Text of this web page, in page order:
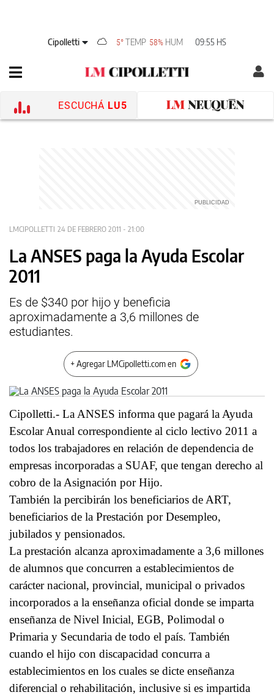
Cipolletti 5°TEMP 58% HUM 09:55 HS
ESCUCHÁ LU5
LMCIPOLLETTI 24 DE FEBRERO 2011 - 21:00
La ANSES paga la Ayuda Escolar
2011
Es de $340 por hijo y beneficia
aproximadamente a 3,6 millones de
estudiantes.
+ Agregar LMCipolletti.com en
Cipolletti.- La ANSES informa que pagará la Ayuda
Escolar Anual correspondiente al ciclo lectivo 2011 a
todos los trabajadores en relación de dependencia de
empresas incorporadas a SUAF, que tengan derecho al
cobro de la Asignación por Hijo.
También la percibirán los beneficiarios de ART,
beneficiarios de la Prestación por Desempleo,
jubilados y pensionados.
La prestación alcanza aproximadamente a 3,6 millones
de alumnos que concurren a establecimientos de
carácter nacional, provincial, municipal o privados
incorporados a la enseñanza oficial donde se imparta
enseñanza de Nivel Inicial, EGB, Polimodal o
Primaria y Secundaria de todo el país. También
cuando el hijo con discapacidad concurra a
establecimientos en los cuales se dicte enseñanza
diferencial o rehabilitación, inclusive si es impartida